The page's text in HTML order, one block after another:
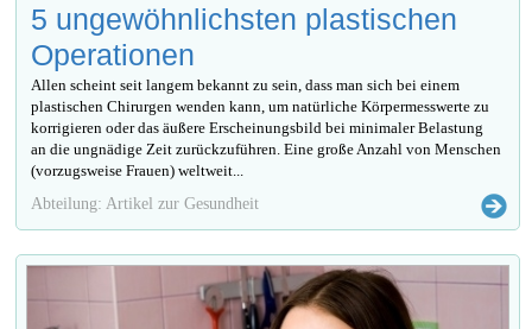
5 ungewöhnlichsten plastischen
Operationen
Allen scheint seit langem bekannt zu sein, dass man sich bei einem
plastischen Chirurgen wenden kann, um natürliche Körpermesswerte zu
korrigieren oder das äußere Erscheinungsbild bei minimaler Belastung
an die ungnädige Zeit zurückzuführen. Eine große Anzahl von Menschen
(vorzugsweise Frauen) weltweit...
Abteilung: Artikel zur Gesundheit